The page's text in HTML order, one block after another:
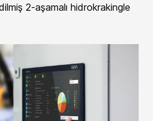
2-aşamalı hidrokrakingle